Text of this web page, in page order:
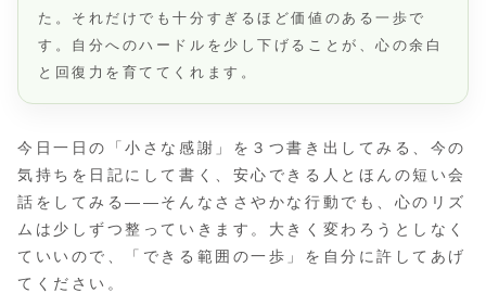
た。それだけでも十分すぎるほど価値のある一歩で
す。自分へのハードルを少し下げることが、心の余白
と回復力を育ててくれます。
今日一日の「小さな感謝」を３つ書き出してみる、今の
気持ちを日記にして書く、安心できる人とほんの短い会
話をしてみる――そんなささやかな行動でも、心のリズ
ムは少しずつ整っていきます。大きく変わろうとしなく
ていいので、「できる範囲の一歩」を自分に許してあげ
てください。